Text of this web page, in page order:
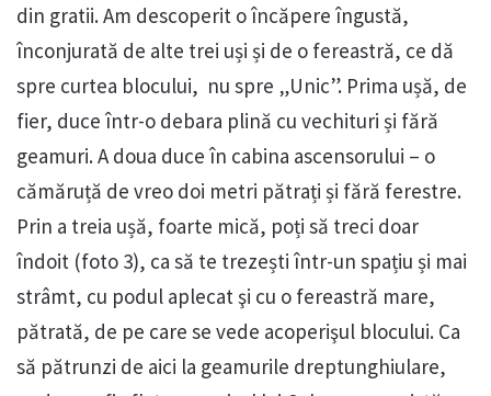
din gratii. Am descoperit o încăpere îngustă,
înconjurată de alte trei uși și de o fereastră, ce dă
spre curtea blocului, nu spre „Unic”. Prima ușă, de
fier, duce într-o debara plină cu vechituri și fără
geamuri. A doua duce în cabina ascensorului – o
cămăruță de vreo doi metri pătrați și fără ferestre.
Prin a treia ușă, foarte mică, poți să treci doar
îndoit (foto 3), ca să te trezești într-un spațiu și mai
strâmt, cu podul aplecat şi cu o fereastră mare,
pătrată, de pe care se vede acoperişul blocului. Ca
să pătrunzi de aici la geamurile dreptunghiulare,